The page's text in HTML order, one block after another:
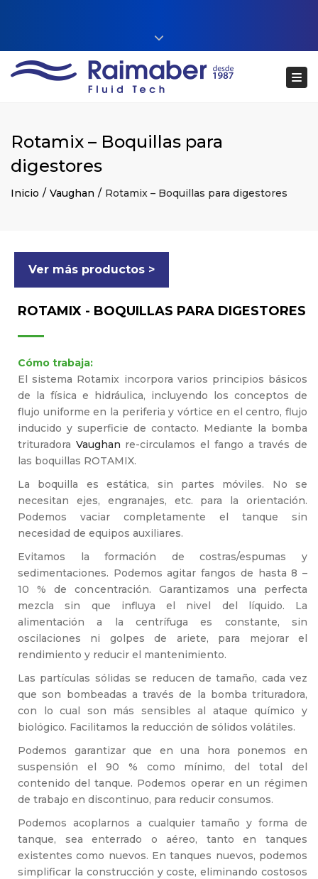
web@raimaberfluidtech.com
Close top bar
Rotamix – Boquillas para
digestores
Inicio Vaughan Rotamix – Boquillas para digestores
Ver más productos >
ROTAMIX - BOQUILLAS PARA DIGESTORES
Cómo trabaja:
El sistema Rotamix incorpora varios principios básicos
de la física e hidráulica, incluyendo los conceptos de
flujo uniforme en la periferia y vórtice en el centro, flujo
inducido y superficie de contacto. Mediante la bomba
trituradora Vaughan re-circulamos el fango a través de
las boquillas ROTAMIX.
La boquilla es estática, sin partes móviles. No se
necesitan ejes, engranajes, etc. para la orientación.
Podemos vaciar completamente el tanque sin
necesidad de equipos auxiliares.
Evitamos la formación de costras/espumas y
sedimentaciones. Podemos agitar fangos de hasta 8 –
10 % de concentración. Garantizamos una perfecta
mezcla sin que influya el nivel del líquido. La
alimentación a la centrífuga es constante, sin
oscilaciones ni golpes de ariete, para mejorar el
rendimiento y reducir el mantenimiento.
Las partículas sólidas se reducen de tamaño, cada vez
que son bombeadas a través de la bomba trituradora,
con lo cual son más sensibles al ataque químico y
biológico. Facilitamos la reducción de sólidos volátiles.
Podemos garantizar que en una hora ponemos en
suspensión el 90 % como mínimo, del total del
contenido del tanque. Podemos operar en un régimen
de trabajo en discontinuo, para reducir consumos.
Podemos acoplarnos a cualquier tamaño y forma de
tanque, sea enterrado o aéreo, tanto en tanques
existentes como nuevos. En tanques nuevos, podemos
simplificar la construcción y coste, eliminando costosos